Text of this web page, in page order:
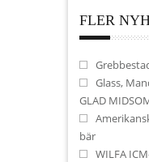
FLER
Glass,
GLAD
bär
WILFA